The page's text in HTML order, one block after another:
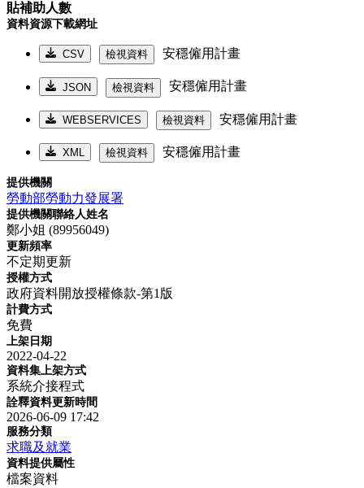
貼補助人數
資料資源下載網址
CSV 檢視資料 安穩僱用計畫
JSON 檢視資料 安穩僱用計畫
WEBSERVICES 檢視資料 安穩僱用計畫
XML 檢視資料 安穩僱用計畫
提供機關
勞動部勞動力發展署
提供機關聯絡人姓名
鄭小姐 (89956049)
更新頻率
不定期更新
授權方式
政府資料開放授權條款-第1版
計費方式
免費
上架日期
2022-04-22
資料集上架方式
系統介接程式
詮釋資料更新時間
2026-06-09 17:42
服務分類
求職及就業
資料提供屬性
檔案資料